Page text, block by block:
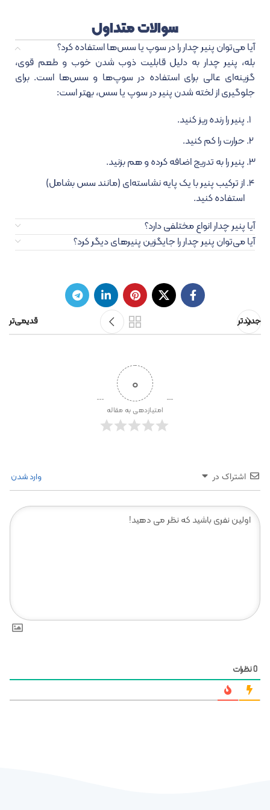
سوالات متداول
آیا می‌توان پنیر چدار را در سوپ یا سس‌ها استفاده کرد؟
بله، پنیر چدار به دلیل قابلیت ذوب شدن خوب و طعم قوی،
گزینه‌ای عالی برای استفاده در سوپ‌ها و سس‌ها است. برای
جلوگیری از لخته شدن پنیر در سوپ یا سس، بهتر است:
پنیر را رنده ریز کنید.
حرارت را کم کنید.
پنیر را به تدریج اضافه کرده و هم بزنید.
از ترکیب پنیر با یک پایه نشاسته‌ای (مانند سس بشامل)
استفاده کنید.
آیا پنیر چدار انواع مختلفی دارد؟
آیا می‌توان پنیر چدار را جایگزین پنیرهای دیگر کرد؟
جدیدتر قدیمی‌تر
0
امتیازدهی به مقاله
اشتراک در وارد شدن
0نظرات